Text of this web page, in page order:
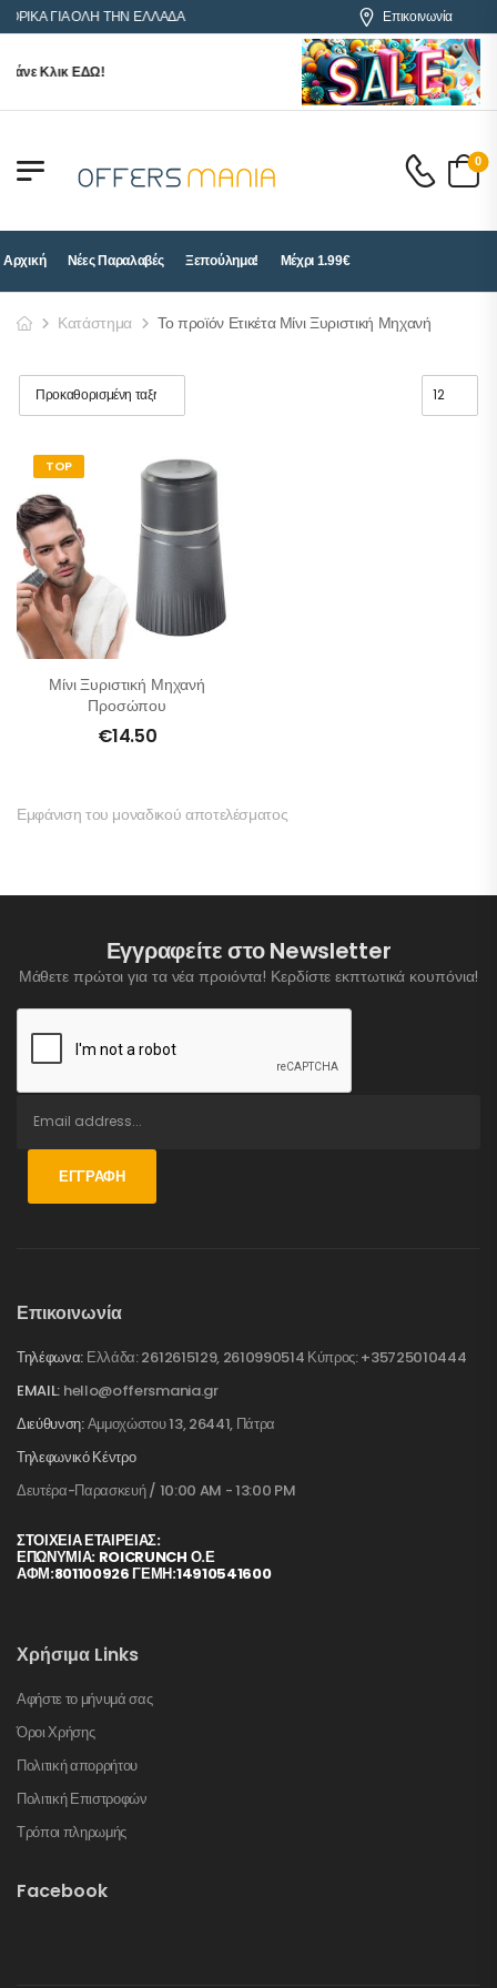
ΓΙΑ ΟΛΗ ΤΗΝ ΕΛΛΑΔΑ Επικοινωνία
Κλικ ΕΔΩ!
0
Αρχική Νέες Παραλαβές Ξεπούλημα! Μέχρι 1.99€
Κατάστημα Το προϊόν Ετικέτα Μίνι Ξυριστική Μηχανή
TOP
Μίνι Ξυριστική Μηχανή
Προσώπου
€14.50
Εμφάνιση του μοναδικού αποτελέσματος
Εγγραφείτε στο Newsletter
Μάθετε πρώτοι για τα νέα προιόντα! Κερδίστε εκπτωτικά κουπόνια!
ΕΓΓΡΑΦΉ
Επικοινωνία
Τηλέφωνα: Ελλάδα: 2612615129, 2610990514 Κύπρος: +35725010444
EMAIL: hello@offersmania.gr
Διεύθυνση:Αμμοχώστου 13, 26441, Πάτρα
Τηλεφωνικό Κέντρο
Δευτέρα-Παρασκευή / 10:00 AM - 13:00 PM
ΣΤΟΙΧΕΊΑ ΕΤΑΙΡΕΊΑΣ:
ΕΠΩΝΥΜΙΑ: ROICRUNCH Ο.Ε
ΑΦΜ:801100926 ΓΕΜΗ:14910541600
Χρήσιμα Links
Αφήστε το μήνυμά σας
Όροι Χρήσης
Πολιτική απορρήτου
Πολιτική Επιστροφών
Τρόποι πληρωμής
Facebook